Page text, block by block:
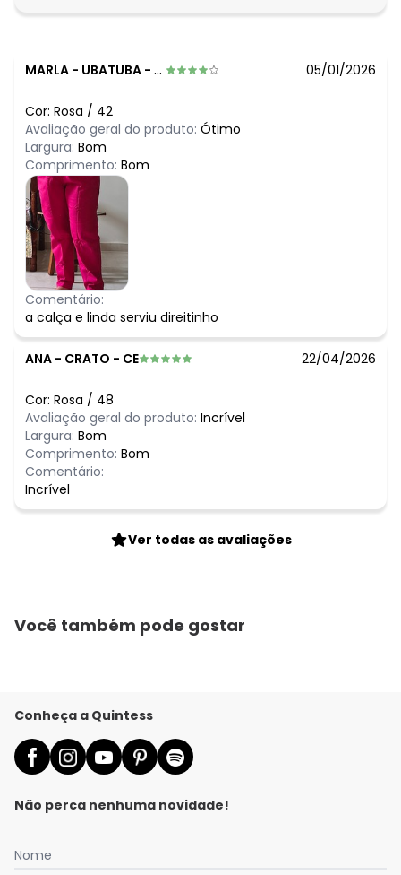
MARLA - UBATUBA - SP 05/01/2026
Cor: Rosa / 42
Avaliação geral do produto: Ótimo
Largura: Bom
Comprimento: Bom
Comentário:
a calça e linda serviu direitinho
ANA - CRATO - CE 22/04/2026
Cor: Rosa / 48
Avaliação geral do produto: Incrível
Largura: Bom
Comprimento: Bom
Comentário:
Incrível
Ver todas as avaliações
Você também pode gostar
Conheça a Quintess
Não perca nenhuma novidade!
Nome